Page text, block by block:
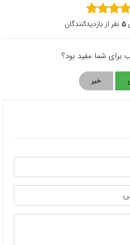
5 نفر از بازدیدکنندگان
برای شما مفید بود؟
خیر